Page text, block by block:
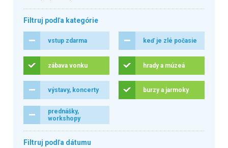
Filtruj podľa kategórie
vstup zdarma keď je zlé počasie
zábava vonku hrady a múzeá
výstavy, koncerty burzy a jarmoky
prednášky,
workshopy
Filtruj podľa dátumu